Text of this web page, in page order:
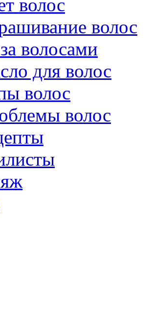
волос
волос
волосами
для волос
волос
волос